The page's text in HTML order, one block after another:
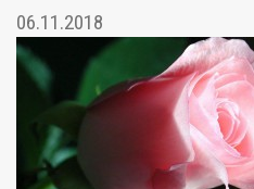
06.11.2018